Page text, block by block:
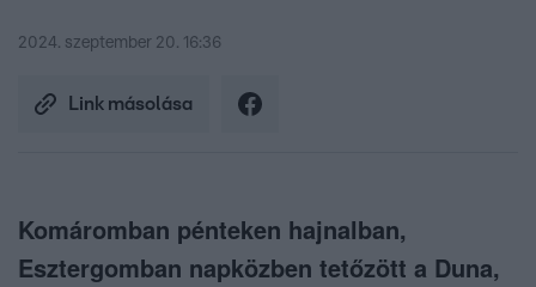
2024. szeptember 20. 16:36
Link másolása
Komáromban pénteken hajnalban,
Esztergomban napközben tetőzött a Duna,